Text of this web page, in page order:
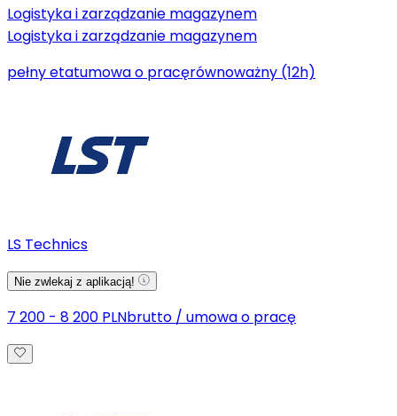
Logistyka i zarządzanie magazynem
Logistyka i zarządzanie magazynem
pełny etatumowa o pracęrównoważny (12h)
LS Technics
Nie zwlekaj z aplikacją!
7 200 - 8 200 PLNbrutto / umowa o pracę